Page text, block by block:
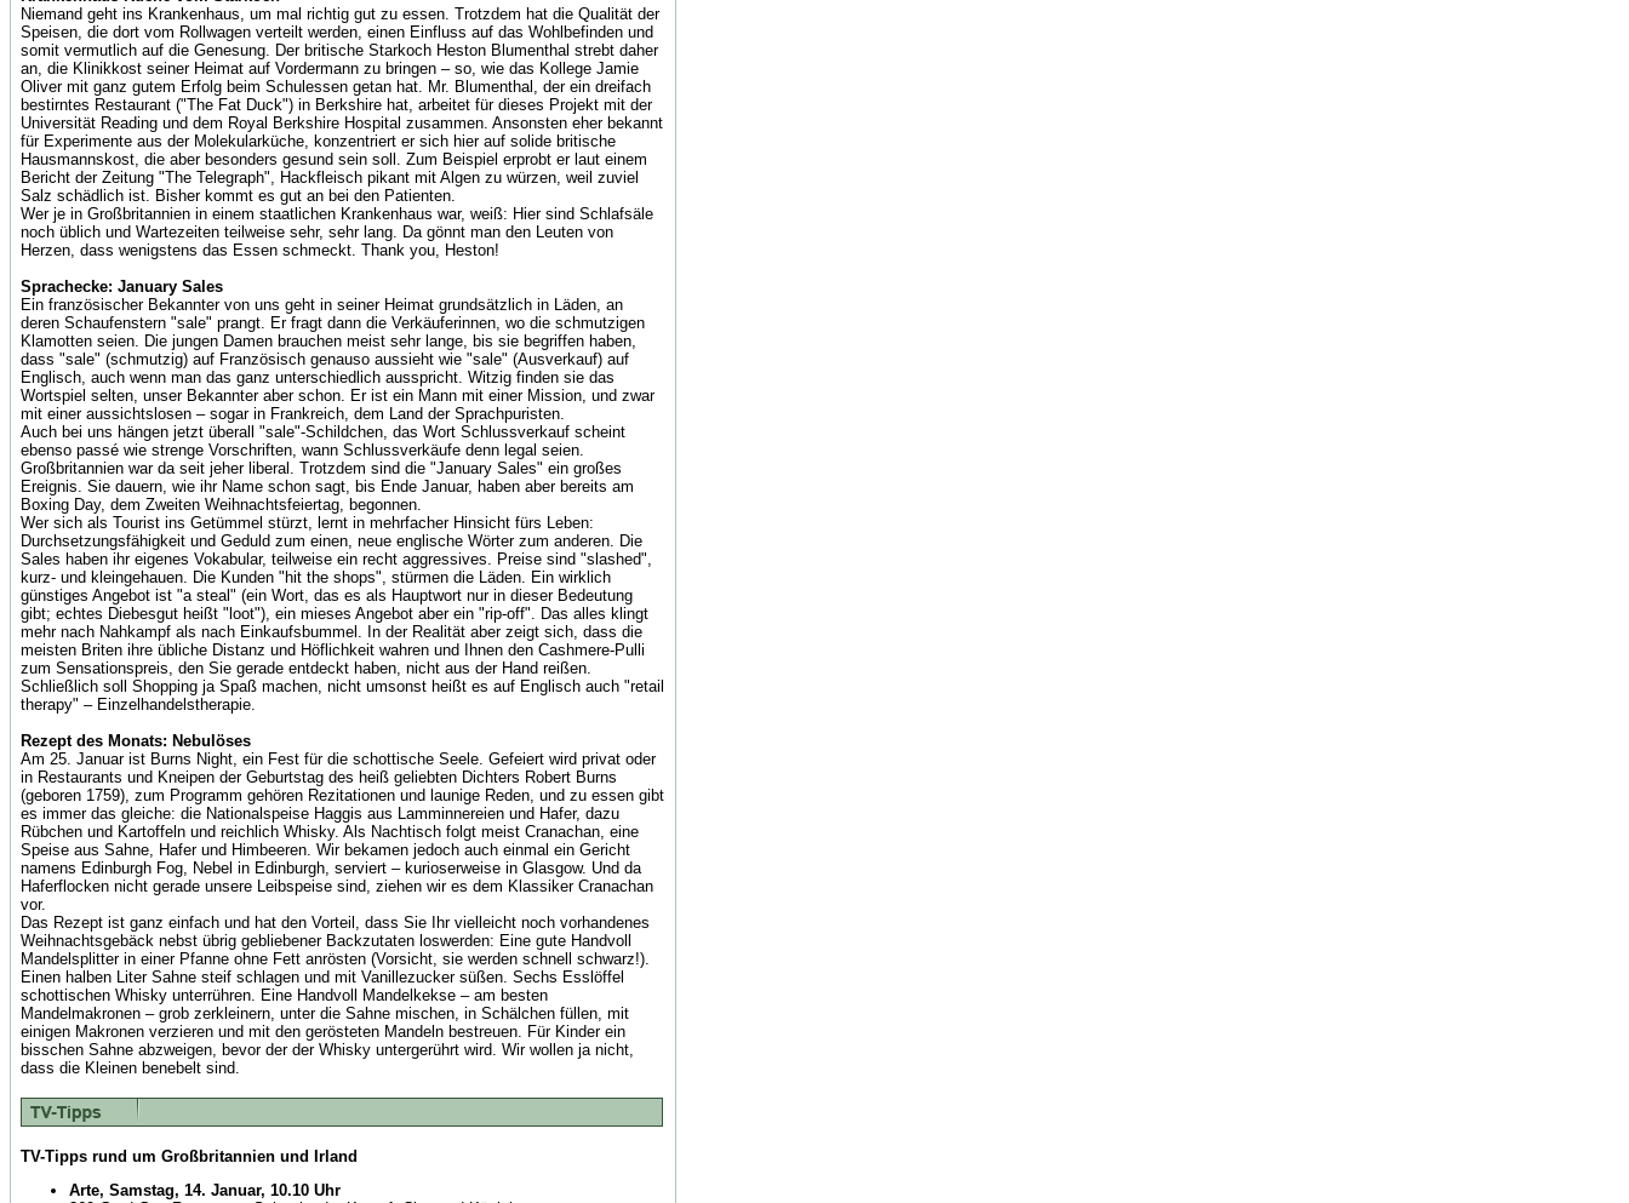
Niemand geht ins Krankenhaus, um mal richtig gut zu essen. Trotzdem hat die Qualität der
Speisen, die dort vom Rollwagen verteilt werden, einen Einfluss auf das Wohlbefinden und
somit vermutlich auf die Genesung. Der britische Starkoch Heston Blumenthal strebt daher
an, die Klinikkost seiner Heimat auf Vordermann zu bringen – so, wie das Kollege Jamie
Oliver mit ganz gutem Erfolg beim Schulessen getan hat. Mr. Blumenthal, der ein dreifach
bestirntes Restaurant ("The Fat Duck") in Berkshire hat, arbeitet für dieses Projekt mit der
Universität Reading und dem Royal Berkshire Hospital zusammen. Ansonsten eher bekannt
für Experimente aus der Molekularküche, konzentriert er sich hier auf solide britische
Hausmannskost, die aber besonders gesund sein soll. Zum Beispiel erprobt er laut einem
Bericht der Zeitung "The Telegraph", Hackfleisch pikant mit Algen zu würzen, weil zuviel
Salz schädlich ist. Bisher kommt es gut an bei den Patienten.
Wer je in Großbritannien in einem staatlichen Krankenhaus war, weiß: Hier sind Schlafsäle
noch üblich und Wartezeiten teilweise sehr, sehr lang. Da gönnt man den Leuten von
Herzen, dass wenigstens das Essen schmeckt. Thank you, Heston!
Sprachecke: January Sales
Ein französischer Bekannter von uns geht in seiner Heimat grundsätzlich in Läden, an
deren Schaufenstern "sale" prangt. Er fragt dann die Verkäuferinnen, wo die schmutzigen
Klamotten seien. Die jungen Damen brauchen meist sehr lange, bis sie begriffen haben,
dass "sale" (schmutzig) auf Französisch genauso aussieht wie "sale" (Ausverkauf) auf
Englisch, auch wenn man das ganz unterschiedlich ausspricht. Witzig finden sie das
Wortspiel selten, unser Bekannter aber schon. Er ist ein Mann mit einer Mission, und zwar
mit einer aussichtslosen – sogar in Frankreich, dem Land der Sprachpuristen.
Auch bei uns hängen jetzt überall "sale"-Schildchen, das Wort Schlussverkauf scheint
ebenso passé wie strenge Vorschriften, wann Schlussverkäufe denn legal seien.
Großbritannien war da seit jeher liberal. Trotzdem sind die "January Sales" ein großes
Ereignis. Sie dauern, wie ihr Name schon sagt, bis Ende Januar, haben aber bereits am
Boxing Day, dem Zweiten Weihnachtsfeiertag, begonnen.
Wer sich als Tourist ins Getümmel stürzt, lernt in mehrfacher Hinsicht fürs Leben:
Durchsetzungsfähigkeit und Geduld zum einen, neue englische Wörter zum anderen. Die
Sales haben ihr eigenes Vokabular, teilweise ein recht aggressives. Preise sind "slashed",
kurz- und kleingehauen. Die Kunden "hit the shops", stürmen die Läden. Ein wirklich
günstiges Angebot ist "a steal" (ein Wort, das es als Hauptwort nur in dieser Bedeutung
gibt; echtes Diebesgut heißt "loot"), ein mieses Angebot aber ein "rip-off". Das alles klingt
mehr nach Nahkampf als nach Einkaufsbummel. In der Realität aber zeigt sich, dass die
meisten Briten ihre übliche Distanz und Höflichkeit wahren und Ihnen den Cashmere-Pulli
zum Sensationspreis, den Sie gerade entdeckt haben, nicht aus der Hand reißen.
Schließlich soll Shopping ja Spaß machen, nicht umsonst heißt es auf Englisch auch "retail
therapy" – Einzelhandelstherapie.
Rezept des Monats: Nebulöses
Am 25. Januar ist Burns Night, ein Fest für die schottische Seele. Gefeiert wird privat oder
in Restaurants und Kneipen der Geburtstag des heiß geliebten Dichters Robert Burns
(geboren 1759), zum Programm gehören Rezitationen und launige Reden, und zu essen gibt
es immer das gleiche: die Nationalspeise Haggis aus Lamminnereien und Hafer, dazu
Rübchen und Kartoffeln und reichlich Whisky. Als Nachtisch folgt meist Cranachan, eine
Speise aus Sahne, Hafer und Himbeeren. Wir bekamen jedoch auch einmal ein Gericht
namens Edinburgh Fog, Nebel in Edinburgh, serviert – kurioserweise in Glasgow. Und da
Haferflocken nicht gerade unsere Leibspeise sind, ziehen wir es dem Klassiker Cranachan
vor.
Das Rezept ist ganz einfach und hat den Vorteil, dass Sie Ihr vielleicht noch vorhandenes
Weihnachtsgebäck nebst übrig gebliebener Backzutaten loswerden: Eine gute Handvoll
Mandelsplitter in einer Pfanne ohne Fett anrösten (Vorsicht, sie werden schnell schwarz!).
Einen halben Liter Sahne steif schlagen und mit Vanillezucker süßen. Sechs Esslöffel
schottischen Whisky unterrühren. Eine Handvoll Mandelkekse – am besten
Mandelmakronen – grob zerkleinern, unter die Sahne mischen, in Schälchen füllen, mit
einigen Makronen verzieren und mit den gerösteten Mandeln bestreuen. Für Kinder ein
bisschen Sahne abzweigen, bevor der der Whisky untergerührt wird. Wir wollen ja nicht,
dass die Kleinen benebelt sind.
TV-Tipps rund um Großbritannien und Irland
Arte, Samstag, 14. Januar, 10.10 Uhr